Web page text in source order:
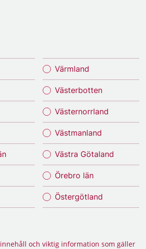
Värmland
Västerbotten
Västernorrland
Västmanland
Västra Götaland
Örebro län
Östergötland
och viktig information som gäller